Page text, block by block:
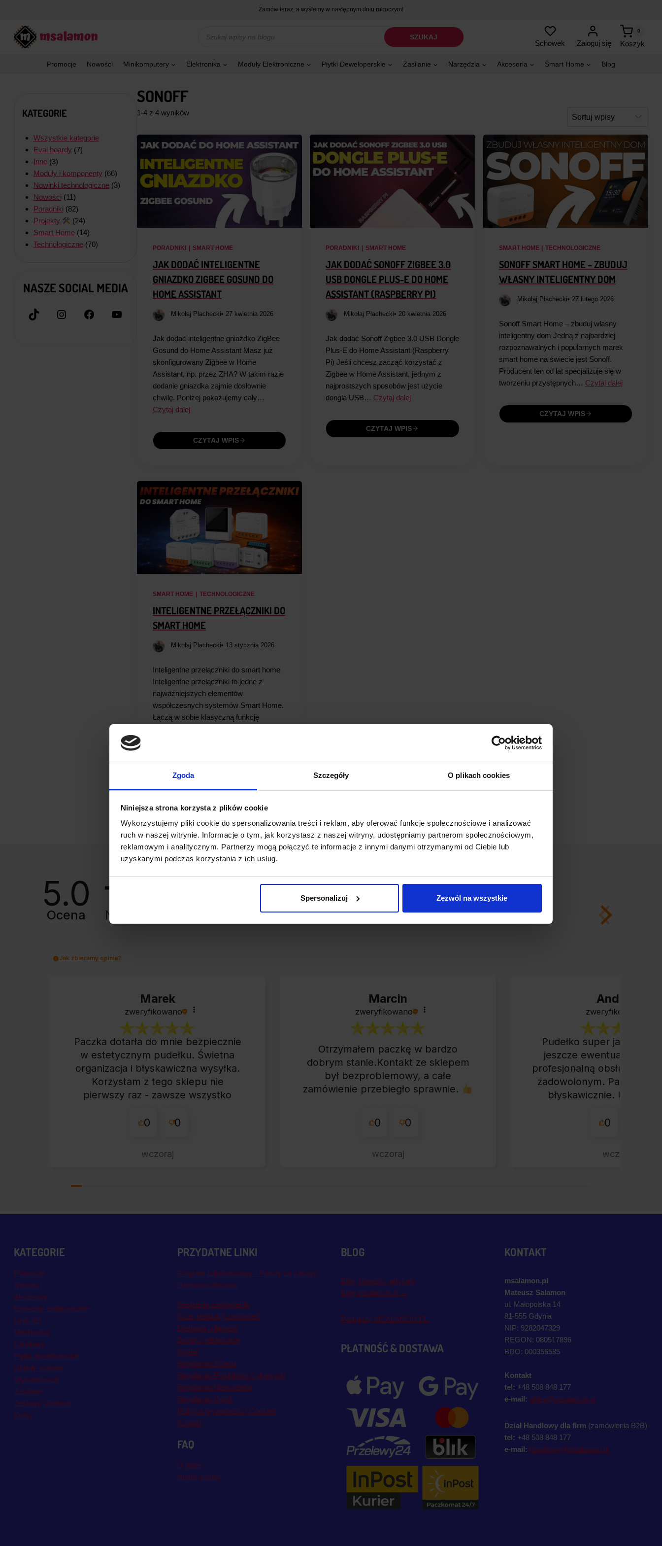
Zgoda Szczegóły O plikach cookies
Niniejsza strona korzysta z plików cookie
Wykorzystujemy pliki cookie do spersonalizowania treści i reklam, aby oferować funkcje społecznościowe i analizować
ruch w naszej witrynie. Informacje o tym, jak korzystasz z naszej witryny, udostępniamy partnerom społecznościowym,
reklamowym i analitycznym. Partnerzy mogą połączyć te informacje z innymi danymi otrzymanymi od Ciebie lub
uzyskanymi podczas korzystania z ich usług.
Spersonalizuj Zezwól na wszystkie
Zamów teraz, a wyślemy w następnym dniu roboczym!
produktów
SZUKAJ
Schowek Zaloguj się Koszyk
0
Promocje Nowości Minikomputery Elektronika Moduły Elektroniczne Płytki Deweloperskie Zasilanie Narzędzia Akcesoria Smart Home Blog
KATEGORIE
Wszystkie kategorie
Eval boardy (7)
Inne(3)
Moduły i komponenty (66)
Nowinki technologiczne(3)
Nowości (11)
Poradniki (82)
Projekty
(24)
Smart Home(14)
Technologiczne(70)
NASZE SOCIAL MEDIA
TikTokInstagramFacebookYouTube
SONOFF
1-4 z 4 wyników
PORADNIKI | SMART HOME
JAK DODAĆ INTELIGENTNE
GNIAZDKO ZIGBEE GOSUND DO
HOME ASSISTANT
Mikołaj Płachecki• 27 kwietnia 2026
Jak dodać inteligentne gniazdko ZigBee
Gosund do Home Assistant Masz już
skonfigurowany Zigbee w Home
Assistant, np. przez ZHA? W takim razie
dodanie gniazdka zajmie dosłownie
chwilę. Poniżej pokazujemy cały…
Czytaj dalej
CZYTAJ WPIS
PORADNIKI | SMART HOME
JAK DODAĆ SONOFF ZIGBEE 3.0
USB DONGLE PLUS-E DO HOME
ASSISTANT (RASPBERRY PI)
Mikołaj Płachecki• 20 kwietnia 2026
Jak dodać Sonoff Zigbee 3.0 USB Dongle
Plus-E do Home Assistant (Raspberry
Pi) Jeśli chcesz zacząć korzystać z
Zigbee w Home Assistant, jednym z
najprostszych sposobów jest użycie
dongla USB… Czytaj dalej
CZYTAJ WPIS
SMART HOME | TECHNOLOGICZNE
SONOFF SMART HOME – ZBUDUJ
WŁASNY INTELIGENTNY DOM
Mikołaj Płachecki• 27 lutego 2026
Sonoff Smart Home – zbuduj własny
inteligentny dom Jedną z najbardziej
rozpoznawalnych i popularnych marek
smart home na świecie jest Sonoff.
Producent ten od lat specjalizuje się w
tworzeniu przystępnych… Czytaj dalej
CZYTAJ WPIS
SMART HOME TECHNOLOGICZNE
INTELIGENTNE PRZEŁĄCZNIKI DO
SMART HOME
Mikołaj Płachecki• 13 stycznia 2026
Inteligentne przełączniki do smart home
Inteligentne przełączniki to jedne z
najważniejszych elementów
współczesnych systemów Smart Home.
Łączą w sobie klasyczną funkcję
5.0
Ocena Na podstawie z całego okresu
Jak zbieramy opinie?
Marek
zweryfikowano
Paczka dotarła do mnie bezpiecznie
w estetycznym pudełku. Świetna
organizacja i błyskawiczna wysyłka.
Korzystam z tego sklepu nie
pierwszy raz - zawsze wszystko
przekonaniem.
0 0
wczoraj
Marcin
zweryfikowano
Otrzymałem paczkę w bardzo
dobrym stanie.Kontakt ze sklepem
był bezproblemowy, a całe
zamówienie przebiegło sprawnie.
0 0
wczoraj
Andrzej
zweryfikowano
Pudełko super jakości,
jeszcze ewentualny
profesjonalną obsługą
zadowolonym. Paczkę
błyskawicznie. Udane
0
wczoraj
KATEGORIE
Promocje
Nowości
Akcesoria
Elementy elektroniczne
Druk 3D
Mechanika
Obudowy
Płytki deweloperskie
Układy scalone
Wyświetlacze
Zasilanie
Zestawy startowe
Kursy
PRZYDATNE LINKI
Program Lojalnościowy - Punkty za zakupy
Darmowa dostawa
Śledzenie zamówienia
Czas realizacji zamówień
Dostawa i płatność
Zwroty i reklamacje
Opinie
Regulamin Sklepu
Regulamin Produktów Cyfrowych
Regulamin Newslettera
Regulamin Opinii
Polityka prywatności | Cookies
Kontakt
FAQ
O mnie
Strefa wiedzy
BLOG
Blog, nowości, artykuły
Blog msalamon.pl →
Partnerzy MSALAMON.PL
PŁATNOŚĆ & DOSTAWA
KONTAKT
msalamon.pl
Mateusz Salamon
ul. Małopolska 14
81-555 Gdynia
NIP: 9282047329
REGON: 080517896
BDO: 000356585
Kontakt
tel: +48 508 848 177
e-mail: sklep@msalamon.pl
Dział Handlowy dla firm (zamówienia B2B)
tel: +48 508 848 177
e-mail: handlowy@msalamon.pl